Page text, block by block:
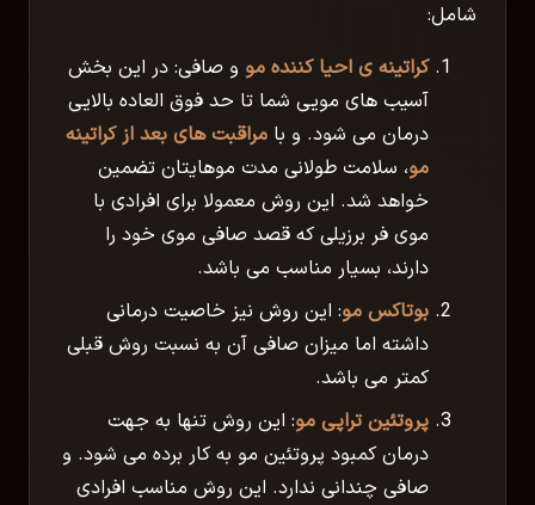
شامل:
کراتینه ی احیا کننده مو و صافی: در این بخش
آسیب های مویی شما تا حد فوق العاده بالایی
درمان می شود. و با مراقبت های بعد از کراتینه
مو، سلامت طولانی مدت موهایتان تضمین
خواهد شد. این روش معمولا برای افرادی با
موی فر برزیلی که قصد صافی موی خود را
دارند، بسیار مناسب می باشد.
بوتاکس مو: این روش نیز خاصیت درمانی
داشته اما میزان صافی آن به نسبت روش قبلی
کمتر می باشد.
پروتئین تراپی مو: این روش تنها به جهت
درمان کمبود پروتئین مو به کار برده می شود. و
صافی چندانی ندارد. این روش مناسب افرادی